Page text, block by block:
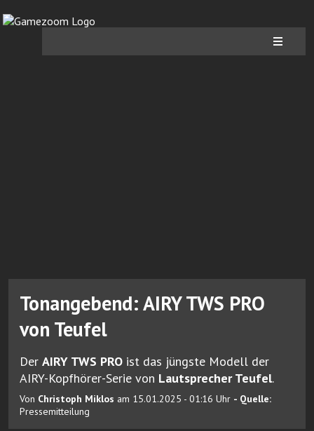
Tonangebend: AIRY TWS PRO
von Teufel
Der AIRY TWS PRO ist das jüngste Modell der
AIRY-Kopfhörer-Serie von Lautsprecher Teufel.
Von Christoph Miklos am 15.01.2025 - 01:16 Uhr - Quelle:
Pressemitteilung